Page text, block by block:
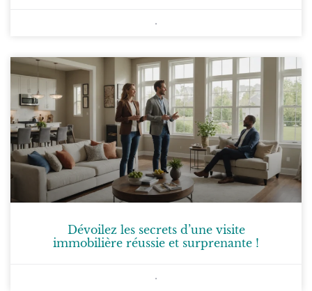
Dévoilez les secrets d’une visite
immobilière réussie et surprenante !